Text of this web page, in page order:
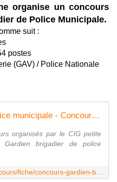
organise un concours
de Police Municipale.
suit :
postes
(GAV) / Police Nationale
Gardien brigadier de police municipale - Concours | CIG PETITE COURONNE
organisés par le CIG petite
brigadier de police